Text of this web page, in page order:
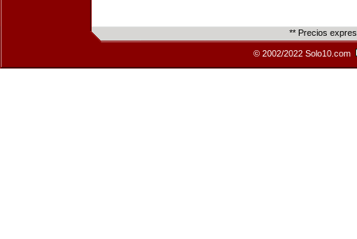
** Precios
© 2002/2022 Solo10.com